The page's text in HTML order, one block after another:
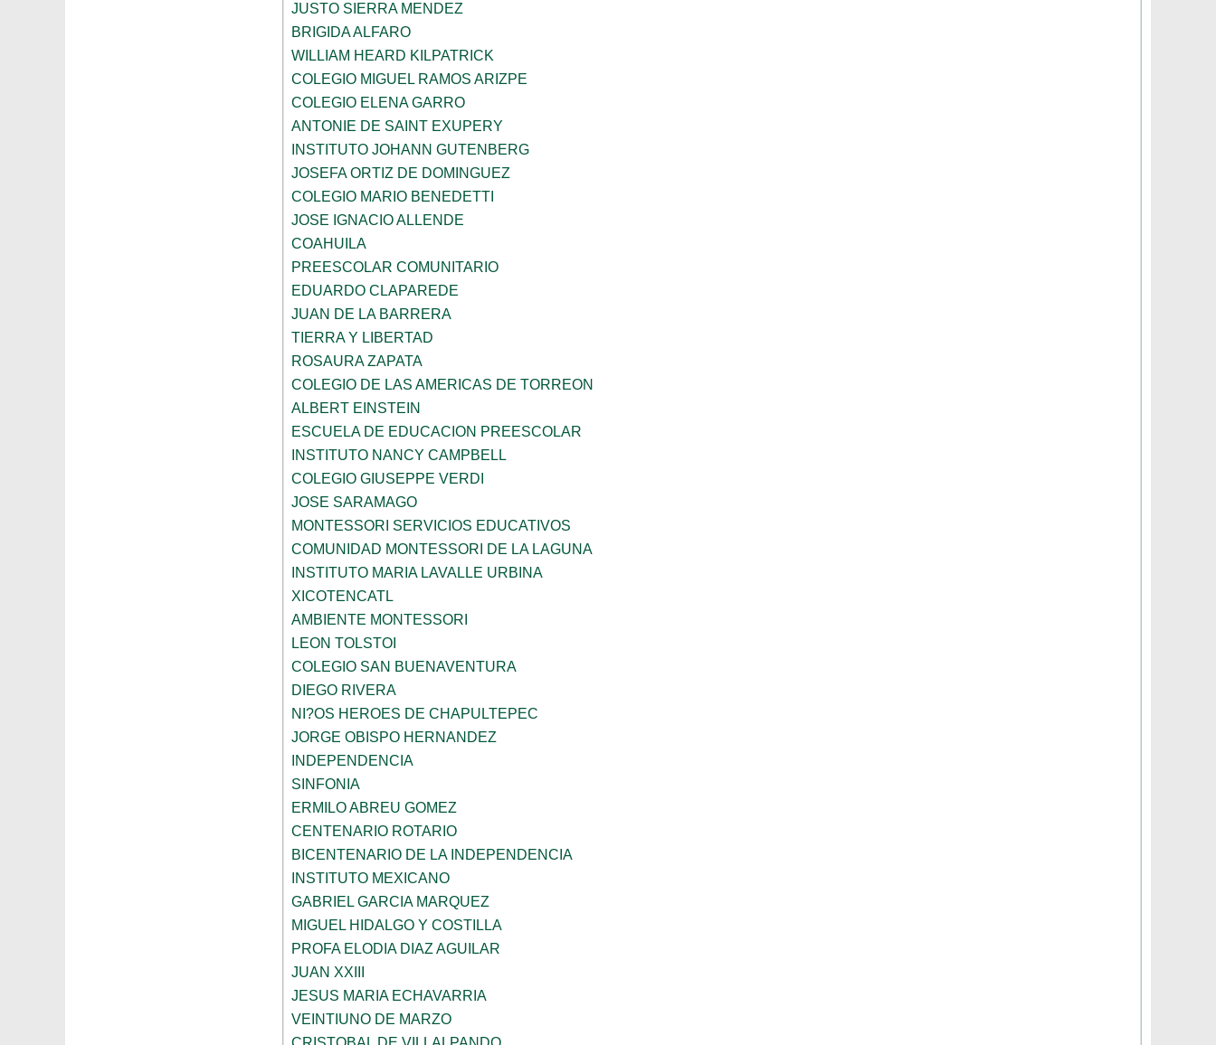
JUSTO SIERRA MENDEZ
BRIGIDA ALFARO
WILLIAM HEARD KILPATRICK
COLEGIO MIGUEL RAMOS ARIZPE
COLEGIO ELENA GARRO
ANTONIE DE SAINT EXUPERY
INSTITUTO JOHANN GUTENBERG
JOSEFA ORTIZ DE DOMINGUEZ
COLEGIO MARIO BENEDETTI
JOSE IGNACIO ALLENDE
COAHUILA
PREESCOLAR COMUNITARIO
EDUARDO CLAPAREDE
JUAN DE LA BARRERA
TIERRA Y LIBERTAD
ROSAURA ZAPATA
COLEGIO DE LAS AMERICAS DE TORREON
ALBERT EINSTEIN
ESCUELA DE EDUCACION PREESCOLAR
INSTITUTO NANCY CAMPBELL
COLEGIO GIUSEPPE VERDI
JOSE SARAMAGO
MONTESSORI SERVICIOS EDUCATIVOS
COMUNIDAD MONTESSORI DE LA LAGUNA
INSTITUTO MARIA LAVALLE URBINA
XICOTENCATL
AMBIENTE MONTESSORI
LEON TOLSTOI
COLEGIO SAN BUENAVENTURA
DIEGO RIVERA
NI?OS HEROES DE CHAPULTEPEC
JORGE OBISPO HERNANDEZ
INDEPENDENCIA
SINFONIA
ERMILO ABREU GOMEZ
CENTENARIO ROTARIO
BICENTENARIO DE LA INDEPENDENCIA
INSTITUTO MEXICANO
GABRIEL GARCIA MARQUEZ
MIGUEL HIDALGO Y COSTILLA
PROFA ELODIA DIAZ AGUILAR
JUAN XXIII
JESUS MARIA ECHAVARRIA
VEINTIUNO DE MARZO